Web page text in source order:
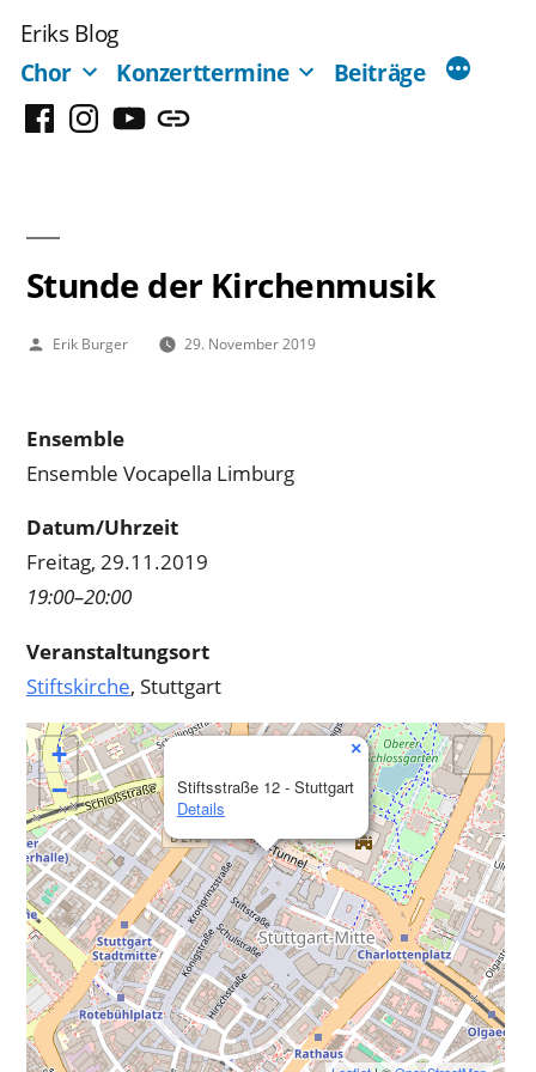
Inhalt
springen
Eriks Blog
Chor
Konzerttermine Beiträge
FacebookInstagram
YouTubeMastodon
Stunde der Kirchenmusik
Veröffentlicht
Erik Burger 29. November 2019
Ensemble
Ensemble Vocapella Limburg
Datum/Uhrzeit
Freitag, 29.11.2019
19:00–20:00
Veranstaltungsort
Stiftskirche, Stuttgart
Stiftsstraße 12 - Stuttgart
Details
×
+
−